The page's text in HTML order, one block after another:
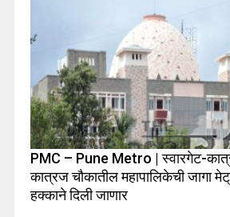
PMC – Pune Metro | स्वारगेट-
कात्रज चौकातील महापालिकेची जागा
हक्काने दिली जाणार